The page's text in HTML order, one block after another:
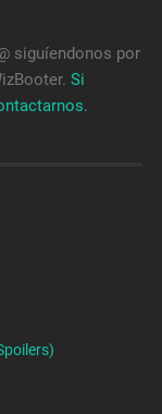
siguíendonos por
Si